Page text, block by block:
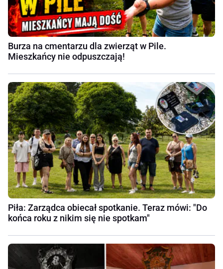
Burza na cmentarzu dla zwierząt w Pile.
Mieszkańcy nie odpuszczają!
Piła: Zarządca obiecał spotkanie. Teraz mówi: "Do
końca roku z nikim się nie spotkam"